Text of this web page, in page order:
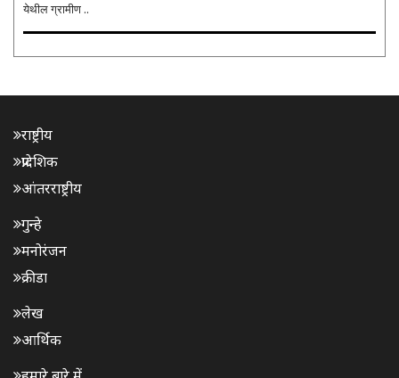
येथील ग्रामीण ..
राष्ट्रीय
प्रादेशिक
आंतरराष्ट्रीय
गुन्हे
मनोरंजन
क्रीडा
लेख
आर्थिक